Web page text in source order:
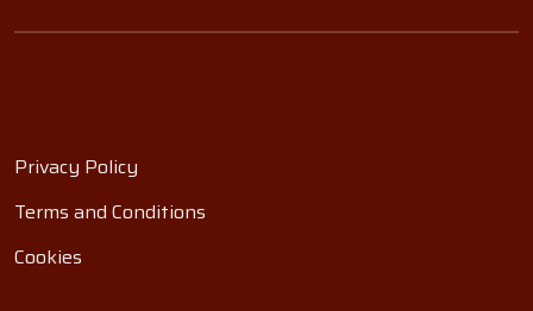
Privacy Policy
Terms and Conditions
Cookies